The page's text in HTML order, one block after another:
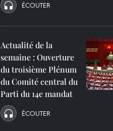
ÉCOUTER
Actualité de la
semaine : Ouverture
du troisième Plénum
du Comité central du
Parti du 14e mandat
ÉCOUTER